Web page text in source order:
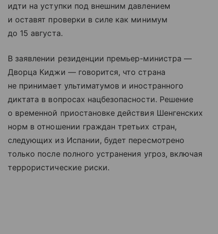
идти на уступки под внешним давлением
и оставят проверки в силе как минимум
до 15 августа.
В заявлении резиденции премьер-министра —
Дворца Киджи — говорится, что страна
не принимает ультиматумов и иностранного
диктата в вопросах нацбезопасности. Решение
о временной приостановке действия Шенгенских
норм в отношении граждан третьих стран,
следующих из Испании, будет пересмотрено
только после полного устранения угроз, включая
террористические риски.